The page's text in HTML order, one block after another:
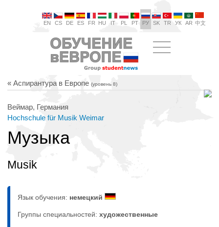
EN CS DE ES FR HU IT PL PT РУ SK TR УК AR 中文
« Аспирантура в Европе (уровень 8)
Веймар, Германия
Hochschule für Musik Weimar
Музыка
Musik
Язык обучения: немецкий
Группы специальностей: художественные